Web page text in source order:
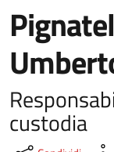
custodia